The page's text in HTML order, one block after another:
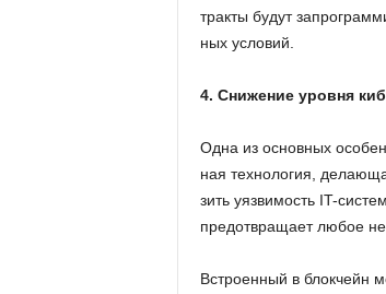
трак­ты будут
ных усло­вий.
4. Снижение уровня
Одна из ос­нов­ных
ная тех­но­ло­гия,
зить уяз­ви­мость IT-
предот­вра­ща­ет любое
Встро­ен­ный в блок­чейн